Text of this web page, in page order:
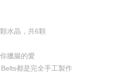
水晶，共6顆
臘腸的愛
都是完全手工製作